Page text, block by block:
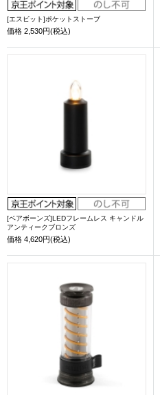
[エスビット]ポケットストーブ
価格 2,530円(税込)
[ベアボーンズ]LEDフレームレス キャンドル
アンティークブロンズ
価格 4,620円(税込)